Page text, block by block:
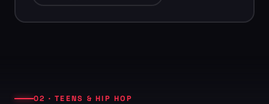
02 · TEENS & HIP HOP